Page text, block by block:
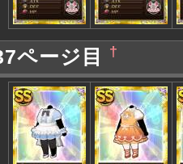
ページ目 †